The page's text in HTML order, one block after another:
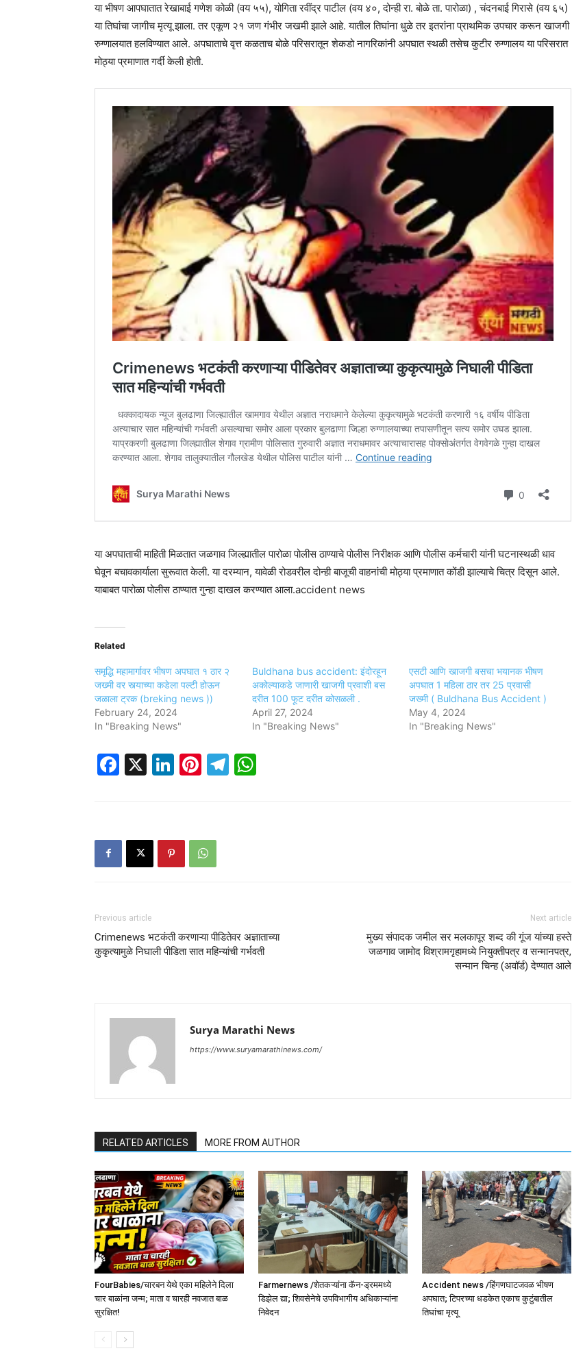
या भीषण आपघातात रेखाबाई गणेश कोळी (वय ५५), योगिता रवींद्र पाटील (वय ४०, दोन्ही रा. बोळे ता. पारोळा) , चंदनबाई गिरासे (वय ६५)
या तिघांचा जागीच मृत्यू झाला. तर एकूण २१ जण गंभीर जखमी झाले आहे. यातील तिघांना धुळे तर इतरांना प्राथमिक उपचार करून खाजगी
रुग्णालयात हलविण्यात आले. अपघाताचे वृत्त कळताच बोळे परिसरातून शेकडो नागरिकांनी अपघात स्थळी तसेच कुटीर रुग्णालय या परिसरात
मोठ्या प्रमाणात गर्दी केली होती.
या अपघाताची माहिती मिळतात जळगाव जिल्ह्यातील पारोळा पोलीस ठाण्याचे पोलीस निरीक्षक आणि पोलीस कर्मचारी यांनी घटनास्थळी धाव
घेवून बचावकार्याला सुरूवात केली. या दरम्यान, यावेळी रोडवरील दोन्ही बाजूची वाहनांची मोठ्या प्रमाणात कोंडी झाल्याचे चित्र दिसून आले.
याबाबत पारोळा पोलीस ठाण्यात गुन्हा दाखल करण्यात आला.accident news
Related
समृद्धि महामार्गावर भीषण अपघात १ ठार २
जख्मी वर स्त्याच्या कडेला पल्टी होऊन
जळाला ट्रक (breking news ))
February 24, 2024
In "Breaking News"
Buldhana bus accident: इंदोरहून
अकोल्याकडे जाणारी खाजगी प्रवाशी बस
दरीत 100 फूट दरीत कोसळली .
April 27, 2024
In "Breaking News"
एसटी आणि खाजगी बसचा भयानक भीषण
अपघात 1 महिला ठार तर 25 प्रवासी
जख्मी ( Buldhana Bus Accident )
May 4, 2024
In "Breaking News"
Facebook
X LinkedIn
Pinterest
Telegram
Previous article
Crimenews भटकंती करणाऱ्या पीडितेवर अज्ञाताच्या
कुकृत्यामुळे निघाली पीडिता सात महिन्यांची गर्भवती
Next article
मुख्य संपादक जमील सर मलकापूर शब्द की गूंज यांच्या हस्ते
जळगाव जामोद विश्रामगृहामध्ये नियुक्तीपत्र व सन्मानपत्र,
सन्मान चिन्ह (अवॉर्ड) देण्यात आले
Surya Marathi News
https://www.suryamarathinews.com/
RELATED ARTICLES MORE FROM AUTHOR
FourBabies/चारबन येथे एका महिलेने दिला
चार बाळांना जन्म; माता व चारही नवजात बाळ
सुरक्षित!
Farmernews /शेतकऱ्यांना कॅन-ड्रममध्ये
डिझेल द्या; शिवसेनेचे उपविभागीय अधिकाऱ्यांना
निवेदन
Accident news /हिंगणघाटजवळ भीषण
अपघात; टिपरच्या धडकेत एकाच कुटुंबातील
तिघांचा मृत्यू